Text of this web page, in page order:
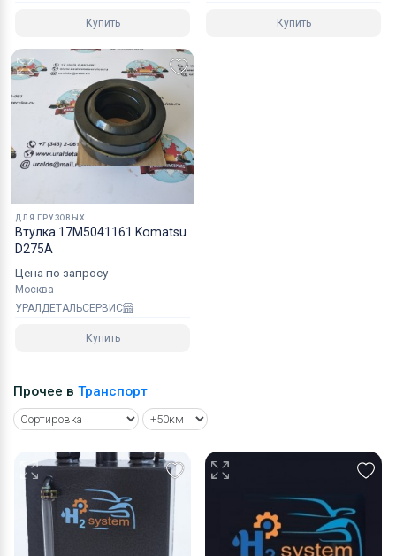
Купить Купить
ДЛЯ ГРУЗОВЫХ
Втулка 17M5041161 Komatsu
D275A
Цена по запросу
Москва
УРАЛДЕТАЛЬСЕРВИС
Купить
Прочее в Транспорт